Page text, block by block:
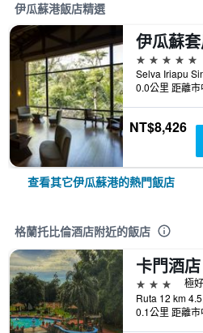
伊瓜蘇港飯店精選
5星級
0.0公里 距離
NT$8,426
查看其它伊瓜蘇港的熱門飯店
格蘭托比倫酒店附近的飯店
卡門酒店
3星級
極
0.1公里 距離